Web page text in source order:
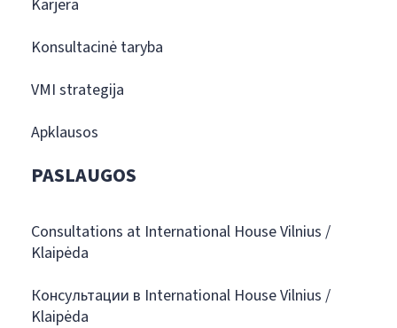
Karjera
Konsultacinė taryba
VMI strategija
Apklausos
PASLAUGOS
Consultations at International House Vilnius /
Klaipėda
Консультации в International House Vilnius /
Klaipėda